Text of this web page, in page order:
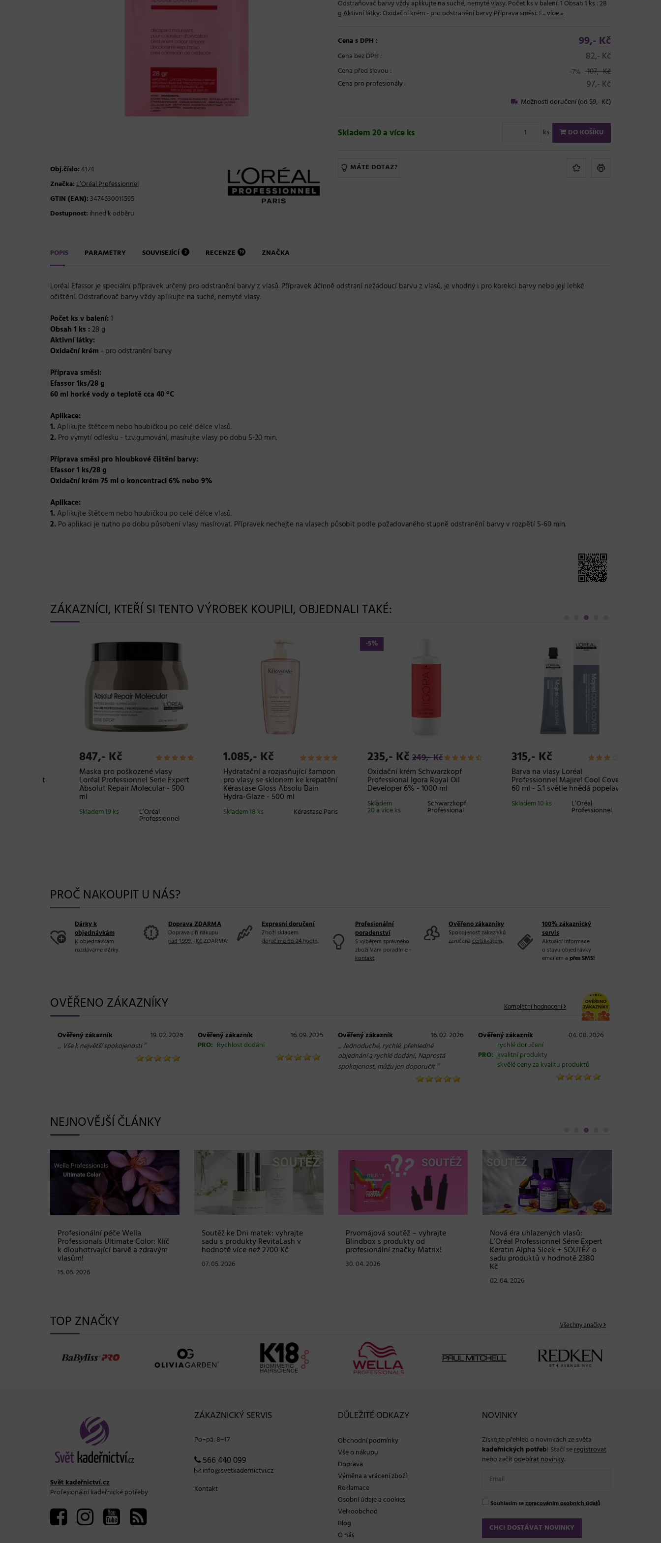
Obj.číslo:4174
Značka:L’Oréal Professionnel
GTIN (EAN): 3474630011595
Dostupnost: ihned k odběru
Odstraňovač barvy vždy aplikujte na suché, nemyté vlasy. Počet ks v balení: 1 Obsah 1 ks : 28
g Aktivní látky: Oxidační krém - pro odstranění barvy Příprava směsi: E...více »
Cena s DPH : 99,- Kč
Cena bez DPH : 82,- Kč
Cena před slevou : -7% 107,- Kč
Cena pro profesionály: 97,- Kč
Možnosti doručení (od 59,- Kč)
Skladem 20 a více ks ks DO KOŠÍKU
MÁTE DOTAZ?
POPIS PARAMETRY SOUVISEJÍCÍ 2 RECENZE 19 ZNAČKA
Loréal Efassor je speciální přípravek určený pro odstranění barvy z vlasů. Přípravek účinně odstraní nežádoucí barvu z vlasů, je vhodný i pro korekci barvy nebo její lehké
očištění. Odstraňovač barvy vždy aplikujte na suché, nemyté vlasy.
Počet ks v balení:1
Obsah 1 ks :28 g
Aktivní látky:
Oxidační krém - pro odstranění barvy
Příprava směsi:
Efassor 1ks/28 g
60 ml horké vody o teplotě cca 40 °C
Aplikace:
1. Aplikujte štětcem nebo houbičkou po celé délce vlasů.
2. Pro vymytí odlesku - tzv.gumování, masírujte vlasy po dobu 5-20 min.
Příprava směsi pro hloubkové čištění barvy:
Efassor 1 ks/28 g
Oxidační krém 75 ml o koncentraci 6% nebo 9%
Aplikace:
1. Aplikujte štětcem nebo houbičkou po celé délce vlasů.
2. Po aplikaci je nutno po dobu působení vlasy masírovat. Přípravek nechejte na vlasech působit podle požadovaného stupně odstranění barvy v rozpětí 5-60 min.
ZÁKAZNÍCI, KTEŘÍ SI TENTO VÝROBEK KOUPILI, OBJEDNALI TAKÉ:
847,- Kč
Maska pro poškozené vlasy
Loréal Professionnel Serie Expert
Absolut Repair Molecular - 500
L’Oréal
Professionnel
Skladem 19 ks
1.085,- Kč
Hydratační a rozjasňující šampon
pro vlasy se sklonem ke krepatění
Kérastase Gloss Absolu Bain
Hydra-Glaze - 500 ml
Kérastase Paris
Skladem 18 ks
235,- Kč249,- Kč
Oxidační krém Schwarzkopf
Professional Igora Royal Oil
Developer 6% - 1000 ml
Schwarzkopf
Professional
Skladem
20 a více ks
315,- Kč
Barva na vlasy Loréal
Professionnel Majirel Cool Cover
60 ml - 5.1 světle hnědá popelavá
L’Oréal
Professionnel
Skladem 10 ks
PROČ NAKOUPIT U NÁS?
Dárky k
objednávkám
K objednávkám
rozdáváme dárky.
Doprava ZDARMA
Doprava při nákupu
nad 1.999,- KčZDARMA!
Expresní doručení
Zboží skladem
doručíme do 24 hodin.
Profesionální
poradenství
S výběrem správného
zboží Vám poradíme -
kontakt.
Ověřeno zákazníky
Spokojenost zákazníků
zaručena certifikátem.
100% zákaznický
servis
Aktuální informace
o stavu objednávky
emailem a přes SMS!
OVĚŘENO ZÁKAZNÍKY Kompletní hodnocení
Ověřený zákazník 19. 02. 2026
„ Vše k největší spokojenosti“
Ověřený zákazník
16. 09. 2025
PRO: Rychlost dodání
Ověřený zákazník 16. 02. 2026
„ Jednoduché, rychlé, přehledné
objednání a rychlé dodání., Naprostá
spokojenost, můžu jen doporučit“
Ověřený zákazník
04. 08. 2026
PRO:
rychlé doručení
kvalitní produkty
skvělé ceny za kvalitu produktů
NEJNOVĚJŠÍ ČLÁNKY
Profesionální péče Wella
Professionals Ultimate Color: Klíč
k dlouhotrvající barvě a zdravým
vlasům!
15. 05. 2026
Soutěž ke Dni matek: vyhrajte
sadu s produkty RevitaLash v
hodnotě více než 2700 Kč
07. 05. 2026
Prvomájová soutěž – vyhrajte
Blindbox s produkty od
profesionální značky Matrix!
30. 04. 2026
Nová éra uhlazených vlasů:
L’Oréal Professionnel Série Expert
Keratin Alpha Sleek + SOUTĚŽ o
sadu produktů v hodnotě 2380
Kč
02. 04. 2026
TOP ZNAČKY Všechny značky
Svět kadeřnictví.cz
Profesionální kadeřnické potřeby
ZÁKAZNICKÝ SERVIS
Po−pá: 8−17
566 440 099
info@svetkadernictvi.cz
Kontakt
DŮLEŽITÉ ODKAZY
Obchodní podmínky
Vše o nákupu
Doprava
Výměna a vrácení zboží
Reklamace
Osobní údaje a cookies
Velkoobchod
Blog
O nás
NOVINKY
Získejte přehled o novinkách ze světa
kadeřnických potřeb! Stačí seregistrovat
nebo začítodebírat novinky:
Souhlasím sezpracováním osobních údajů